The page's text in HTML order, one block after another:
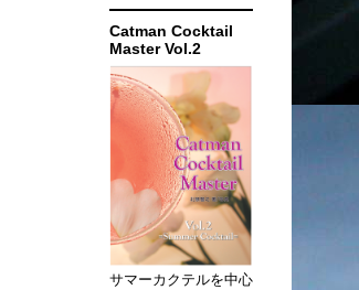
Catman Cocktail
Master Vol.2
サマーカクテルを中心